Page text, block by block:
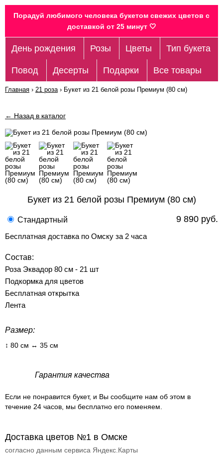
Порадуй любимого человека букетом свежих цветов c
доставкой от 25 минут 🤍
День рождения Розы Цветы Тип букета
Повод Десерты Подарки Все товары
Главная › 21 роза › Букет из 21 белой розы Премиум (80 см)
← Назад в каталог
Букет из 21 белой розы Премиум (80 см)
Стандартный 9 890 руб.
Бесплатная доставка по Омску за 2 часа
Состав:
Роза Эквадор 80 см - 21 шт
Подкормка для цветов
Бесплатная открытка
Лента
Размер:
↕ 80 см ↔ 35 см
Гарантия качества
Если не понравится букет, и Вы сообщите нам об этом в
течение 24 часов, мы бесплатно его поменяем.
Доставка цветов №1 в Омске
согласно данным сервиса Яндекс.Карты